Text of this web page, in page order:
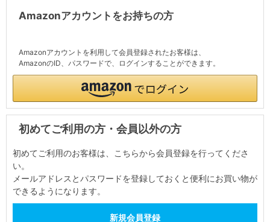
Amazonアカウントをお持ちの方
Amazonアカウントを利用して会員登録されたお客様は、
AmazonのID、パスワードで、ログインすることができます。
初めてご利用の方・会員以外の方
初めてご利用のお客様は、こちらから会員登録を行ってくださ
い。
メールアドレスとパスワードを登録しておくと便利にお買い物が
できるようになります。